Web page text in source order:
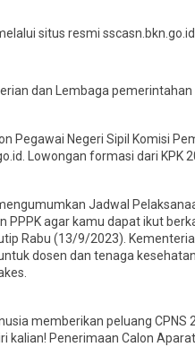
situs resmi sscasn.bkn.go.id.
dan Lembaga
Pegawai Negeri Sipil Komisi
Lowongan formasi dari KPK
Jadwal
PPPK agar kamu dapat ikut
Rabu (13/9/2023).
dosen dan tenaga
memberikan peluang
kalian! Penerimaan Calon